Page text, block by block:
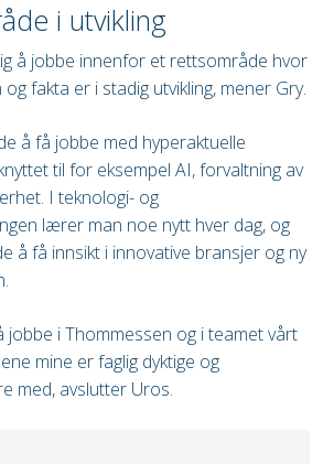
i utvikling
å jobbe innenfor et rettsområde hvor
fakta er i stadig utvikling, mener Gry.
å få jobbe med hyperaktuelle
til for eksempel AI, forvaltning av
I teknologi- og
lærer man noe nytt hver dag, og
å få innsikt i innovative bransjer og ny
jobbe i Thommessen og i teamet vårt
mine er faglig dyktige og
med, avslutter Uros.